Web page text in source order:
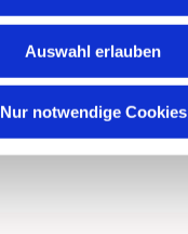
Auswahl erlauben
Nur notwendige Cookies